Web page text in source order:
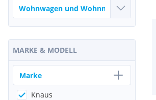
MARKE & MODELL
Marke
Knaus